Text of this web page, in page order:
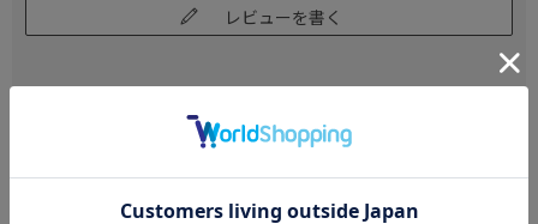
レビューを書く
商品を絞る